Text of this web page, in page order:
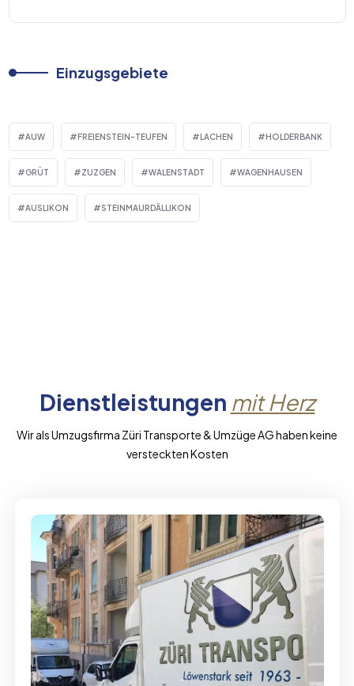
Einzugsgebiete
AUW FREIENSTEIN-TEUFEN LACHEN HOLDERBANK
GRÜT ZUZGEN WALENSTADT WAGENHAUSEN
AUSLIKON STEINMAURDÄLLIKON
Dienstleistungen mit Herz
Wir als Umzugsfirma Züri Transporte & Umzüge AG haben keine
versteckten Kosten